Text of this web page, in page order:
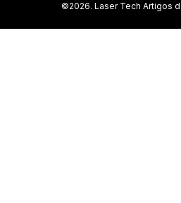
©2026. Laser Tech Artigos